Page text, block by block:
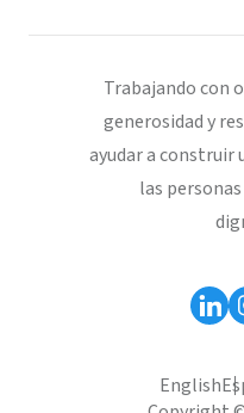
Trabajando con
generosidad y
ayudar a construir
las
English